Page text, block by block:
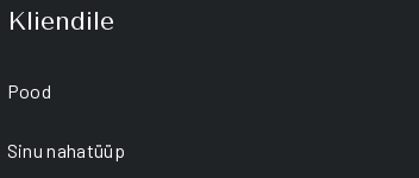
Kliendile
Pood
Sinu nahatüüp